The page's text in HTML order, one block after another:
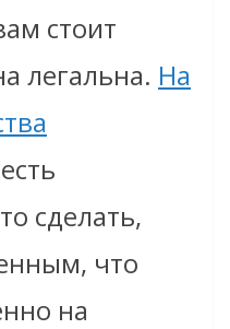
стоит
легальна. На
сделать,
что
на